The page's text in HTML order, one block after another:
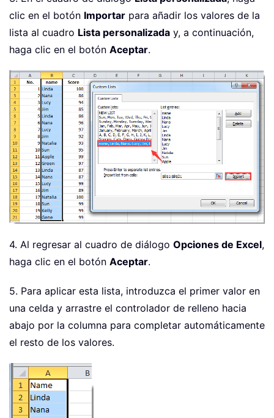
clic en el botón Importar para añadir los valores de la
lista al cuadro Lista personalizada y, a continuación,
haga clic en el botón Aceptar.
4. Al regresar al cuadro de diálogo Opciones de Excel,
haga clic en el botón Aceptar.
5. Para aplicar esta lista, introduzca el primer valor en
una celda y arrastre el controlador de relleno hacia
abajo por la columna para completar automáticamente
el resto de los valores.